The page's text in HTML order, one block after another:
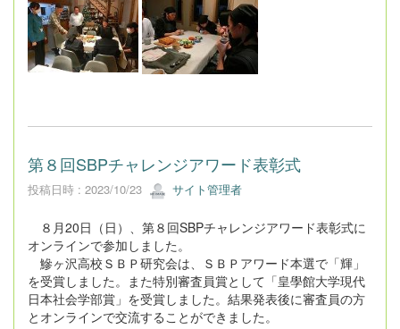
第８回SBPチャレンジアワード表彰式
投稿日時 : 2023/10/23 サイト管理者
８月20日（日）、第８回SBPチャレンジアワード表彰式に
オンラインで参加しました。
鰺ヶ沢高校ＳＢＰ研究会は、ＳＢＰアワード本選で「輝」
を受賞しました。また特別審査員賞として「皇學館大学現代
日本社会学部賞」を受賞しました。結果発表後に審査員の方
とオンラインで交流することができました。